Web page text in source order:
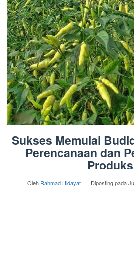
Sukses Memulai
Perencanaan dan
Oleh Rahmad Hidayat Diposting pada